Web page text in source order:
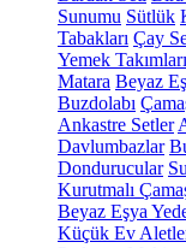
Sunumu Sütlük
Tabakları Çay
Yemek Takımları
Matara Beyaz
Buzdolabı
Ankastre Setler
Davlumbazlar
Dondurucular
Kurutmalı
Beyaz Eşya
Küçük Ev